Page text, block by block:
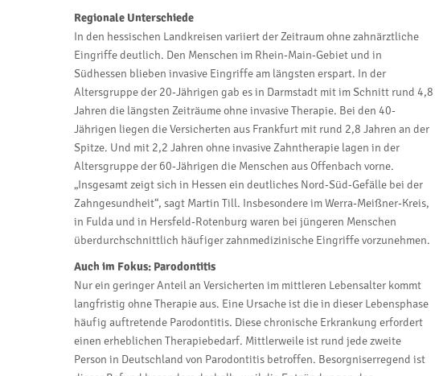
Regionale Unterschiede
In den hessischen Landkreisen variiert der Zeitraum ohne zahnärztliche
Eingriffe deutlich. Den Menschen im Rhein-Main-Gebiet und in
Südhessen blieben invasive Eingriffe am längsten erspart. In der
Altersgruppe der 20-Jährigen gab es in Darmstadt mit im Schnitt rund 4,8
Jahren die längsten Zeiträume ohne invasive Therapie. Bei den 40-
Jährigen liegen die Versicherten aus Frankfurt mit rund 2,8 Jahren an der
Spitze. Und mit 2,2 Jahren ohne invasive Zahntherapie lagen in der
Altersgruppe der 60-Jährigen die Menschen aus Offenbach vorne.
„Insgesamt zeigt sich in Hessen ein deutliches Nord-Süd-Gefälle bei der
Zahngesundheit“, sagt Martin Till. Insbesondere im Werra-Meißner-Kreis,
in Fulda und in Hersfeld-Rotenburg waren bei jüngeren Menschen
überdurchschnittlich häufiger zahnmedizinische Eingriffe vorzunehmen.
Auch im Fokus: Parodontitis
Nur ein geringer Anteil an Versicherten im mittleren Lebensalter kommt
langfristig ohne Therapie aus. Eine Ursache ist die in dieser Lebensphase
häufig auftretende Parodontitis. Diese chronische Erkrankung erfordert
einen erheblichen Therapiebedarf. Mittlerweile ist rund jede zweite
Person in Deutschland von Parodontitis betroffen. Besorgniserregend ist